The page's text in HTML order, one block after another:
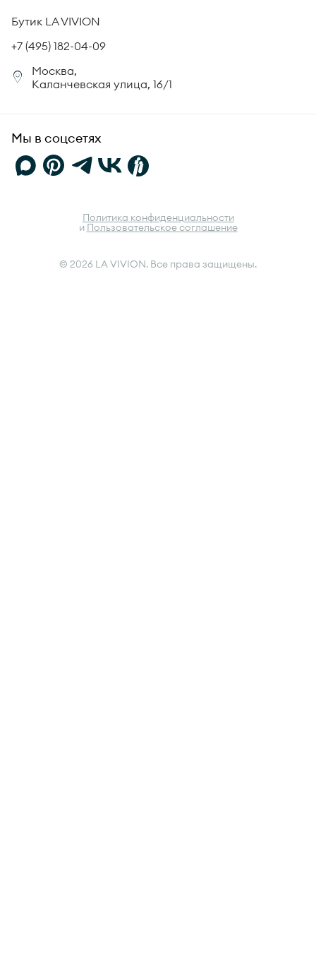
Политика возврата
Сертификация бриллиантов
Юридическая информация
СМИ о нас
Корпоративный портал
Статьи
Бутик LA VIVION
+7 (495) 182-04-09
Москва,
Каланчевская улица, 16/1
Мы в соцсетях
© 2026 LA VIVION. Все права защищены.
Политика конфиденциальности
и Пользовательское соглашение